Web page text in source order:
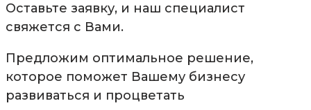
Оставьте заявку, и наш специалист
свяжется с Вами.
Предложим оптимальное решение,
которое поможет Вашему бизнесу
развиваться и процветать